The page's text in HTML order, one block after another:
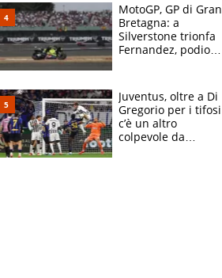
MotoGP, GP di Gran
Bretagna: a
Silverstone trionfa
Fernandez, podio
ed eroico
Juventus, oltre a Di
Gregorio per i tifosi
c’è un altro
colpevole da